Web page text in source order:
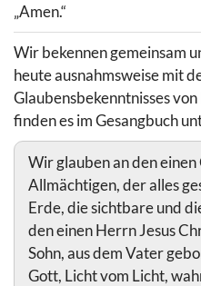
„Amen.“
Wir bekennen gemeinsam
heute ausnahmsweise mit
Glaubensbekenntnisses
finden es im Gesangbuch
Wir glauben an den
Allmächtigen, der alles
Erde, die sichtbare und
den einen Herrn Jesus
Sohn, aus dem Vater
Gott, Licht vom Licht,